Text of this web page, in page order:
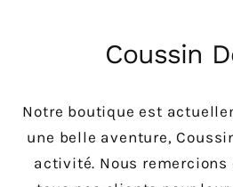
Coussin
Notre boutique est
une belle aventure,
activité. Nous